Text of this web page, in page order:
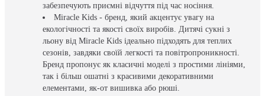
забезпечують приємні відчуття під час носіння.
Miracle Kids - бренд, який акцентує увагу на
екологічності та якості своїх виробів. Дитячі сукні з
льону від Miracle Kids ідеально підходять для теплих
сезонів, завдяки своїй легкості та повітропроникності.
Бренд пропонує як класичні моделі з простими лініями,
так і більш ошатні з красивими декоративними
елементами, як-от вишивка або рюші.